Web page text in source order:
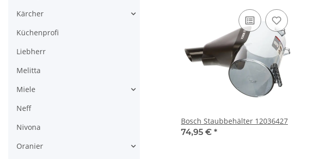
Bosch Staubbehälter 12036427
74,95 € *
Kärcher
Küchenprofi
Liebherr
Melitta
Miele
Neff
Nivona
Oranier